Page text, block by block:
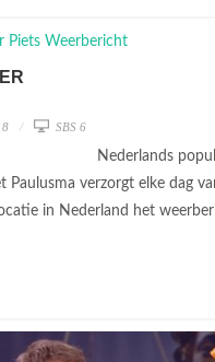
SBS 6
Nederlands
Paulusma verzorgt elke dag
in Nederland het